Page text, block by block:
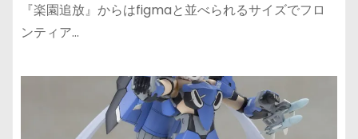
『楽園追放』からはfigmaと並べられるサイズでフロ
ンティア…